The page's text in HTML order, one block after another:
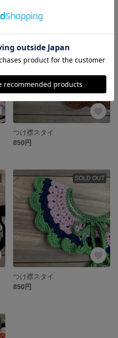
SOLD OUT
つけ襟スタイ
850円
SOLD OUT
つけ襟スタイ
850円